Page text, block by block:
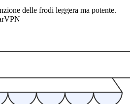
delle frodi leggera ma potente.